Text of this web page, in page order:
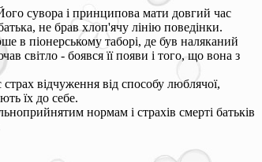
сувора і принципова мати довгий час
не брав хлоп'ячу лінію поведінки.
в піонерському таборі, де був наляканий
світло - боявся її появи і того, що вона з
відчуження від способу люблячої,
їх до себе.
нормам і страхів смерті батьків